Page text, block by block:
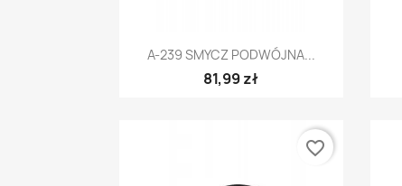
Szybki podgląd
A-239 SMYCZ PODWÓJNA...
81,99 zł
favorite_border